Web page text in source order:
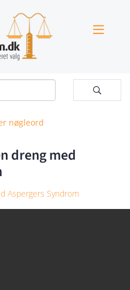


nøgleord
dreng med
Aspergers Syndrom